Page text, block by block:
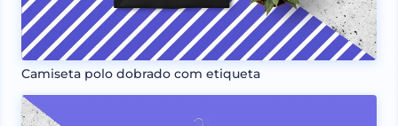
Camiseta polo dobrado com etiqueta